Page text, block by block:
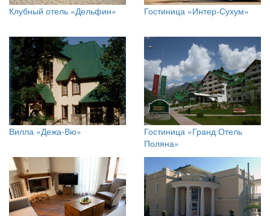
Клубный отель «Дельфин» Гостиница «Интер-Сухум»
Вилла «Дежа-Вю»
Гостиница «Гранд Отель
Поляна»